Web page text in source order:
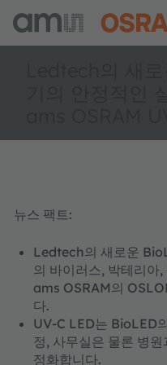
뉴스 팩트:
Ledtech의 새로운
의 바이러스, 박테리아
ams OSRAM의
다.
UV-C LED는 BioLED
정, 사무실은 물론 병
정화합니다.